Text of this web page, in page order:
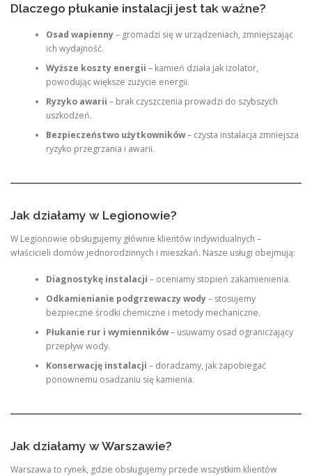
Dlaczego płukanie instalacji jest tak ważne?
Osad wapienny– gromadzi się w urządzeniach, zmniejszając
ich wydajność.
Wyższe koszty energii – kamień działa jak izolator,
powodując większe zużycie energii.
Ryzyko awarii – brak czyszczenia prowadzi do szybszych
uszkodzeń.
Bezpieczeństwo użytkowników– czysta instalacja zmniejsza
ryzyko przegrzania i awarii.
Jak działamy w Legionowie?
W Legionowie obsługujemy głównie klientów indywidualnych –
właścicieli domów jednorodzinnych i mieszkań. Nasze usługi obejmują:
Diagnostykę instalacji – oceniamy stopień zakamienienia.
Odkamienianie podgrzewaczy wody– stosujemy
bezpieczne środki chemiczne i metody mechaniczne.
Płukanie rur i wymienników– usuwamy osad ograniczający
przepływ wody.
Konserwację instalacji – doradzamy, jak zapobiegać
ponownemu osadzaniu się kamienia.
Jak działamy w Warszawie?
Warszawa to rynek, gdzie obsługujemy przede wszystkim klientów